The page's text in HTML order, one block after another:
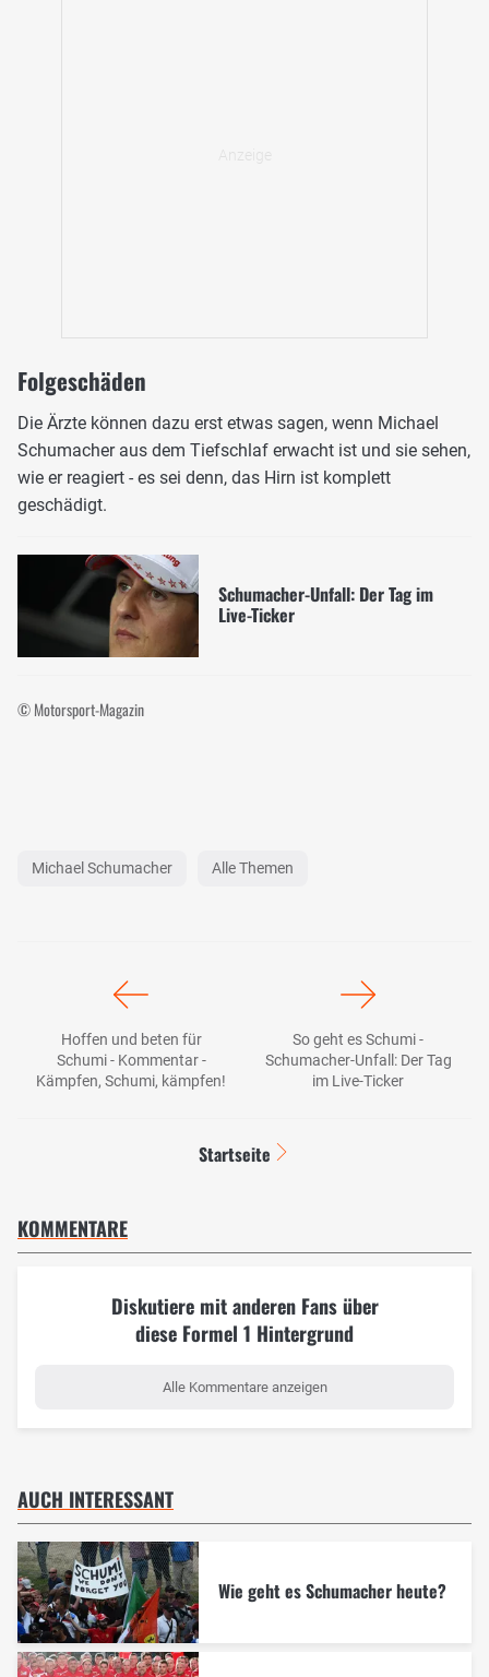
Folgeschäden
Die Ärzte können dazu erst etwas sagen, wenn Michael
Schumacher aus dem Tiefschlaf erwacht ist und sie sehen,
wie er reagiert - es sei denn, das Hirn ist komplett
geschädigt.
Schumacher-Unfall: Der Tag im
Live-Ticker
© Motorsport-Magazin
Michael Schumacher Alle Themen
Hoffen und beten für
Schumi - Kommentar -
Kämpfen, Schumi, kämpfen!
So geht es Schumi -
Schumacher-Unfall: Der Tag
im Live-Ticker
Startseite
KOMMENTARE
Diskutiere mit anderen Fans über
diese Formel 1 Hintergrund
Alle Kommentare anzeigen
AUCH INTERESSANT
Wie geht es Schumacher heute?